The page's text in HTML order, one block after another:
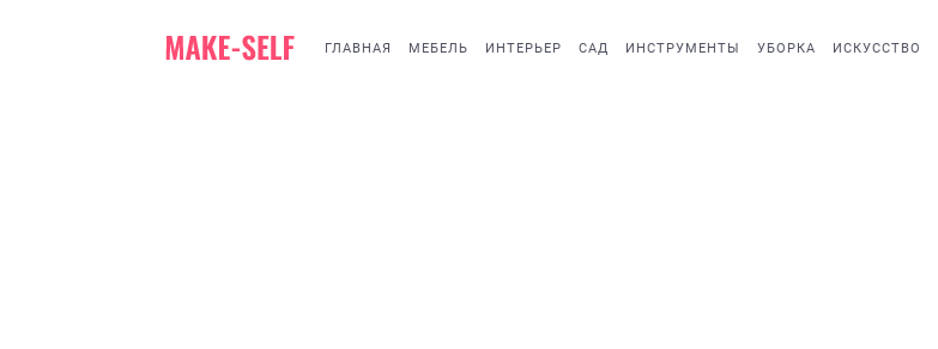
ГЛАВНАЯ МЕБЕЛЬ ИНТЕРЬЕР САД ИНСТРУМЕНТЫ УБОРКА ИСКУССТВО